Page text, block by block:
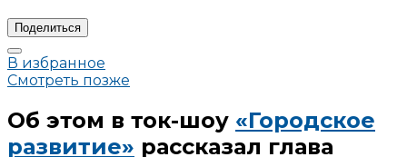
Поделиться
В избранное
Смотреть позже
Об этом в ток-шоу «Городское
развитие» рассказал глава